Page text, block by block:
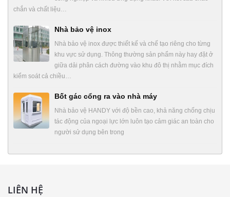
chắn và chất liệu…
Nhà bảo vệ inox
Nhà bảo vệ inox được thiết kế và chế tạo riêng cho từng
khu vực sử dụng. Thông thường sản phẩm này hay đặt ở
giữa dải phân cách đường vào khu đô thị nhằm mục đích
kiểm soát cả chiều…
Bốt gác cổng ra vào nhà máy
Nhà bảo vệ HANDY với độ bền cao, khả năng chống chịu
tác động của ngoại lực lớn luôn tạo cảm giác an toàn cho
người sử dụng bên trong
LIÊN HỆ